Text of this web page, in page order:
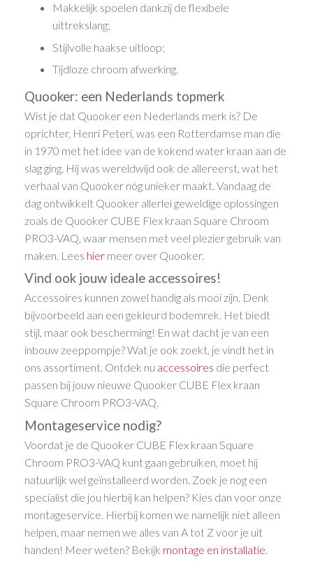
Makkelijk spoelen dankzij de flexibele
uittrekslang;
Stijlvolle haakse uitloop;
Tijdloze chroom afwerking.
Quooker: een Nederlands topmerk
Wist je dat Quooker een Nederlands merk is? De
oprichter, Henri Peteri, was een Rotterdamse man die
in 1970 met het idee van de kokend water kraan aan de
slag ging. Hij was wereldwijd ook de allereerst, wat het
verhaal van Quooker nóg unieker maakt. Vandaag de
dag ontwikkelt Quooker allerlei geweldige oplossingen
zoals de Quooker CUBE Flex kraan Square Chroom
PRO3-VAQ, waar mensen met veel plezier gebruik van
maken. Lees hier meer over Quooker.
Vind ook jouw ideale accessoires!
Accessoires kunnen zowel handig als mooi zijn. Denk
bijvoorbeeld aan een gekleurd bodemrek. Het biedt
stijl, maar ook bescherming! En wat dacht je van een
inbouw zeeppompje? Wat je ook zoekt, je vindt het in
ons assortiment. Ontdek nu accessoires die perfect
passen bij jouw nieuwe Quooker CUBE Flex kraan
Square Chroom PRO3-VAQ.
Montageservice nodig?
Voordat je de Quooker CUBE Flex kraan Square
Chroom PRO3-VAQ kunt gaan gebruiken, moet hij
natuurlijk wel geïnstalleerd worden. Zoek je nog een
specialist die jou hierbij kan helpen? Kies dan voor onze
montageservice. Hierbij komen we namelijk niet alleen
helpen, maar nemen we alles van A tot Z voor je uit
handen! Meer weten? Bekijk montage en installatie